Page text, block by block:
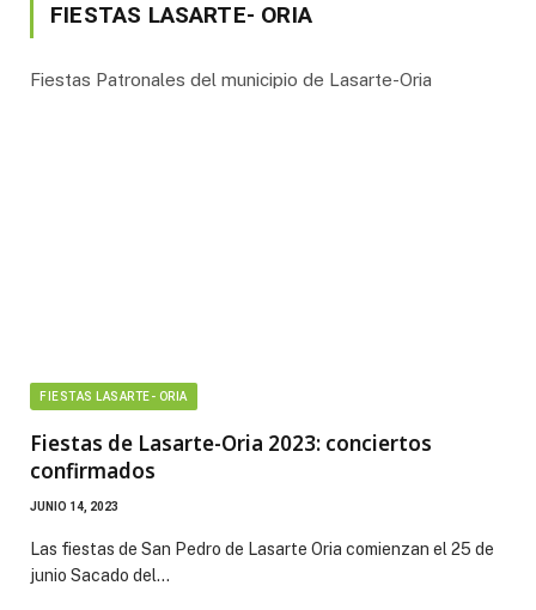
FIESTAS LASARTE- ORIA
Fiestas Patronales del municipio de Lasarte-Oria
FIESTAS LASARTE- ORIA
Fiestas de Lasarte-Oria 2023: conciertos
confirmados
JUNIO 14, 2023
Las fiestas de San Pedro de Lasarte Oria comienzan el 25 de
junio Sacado del…